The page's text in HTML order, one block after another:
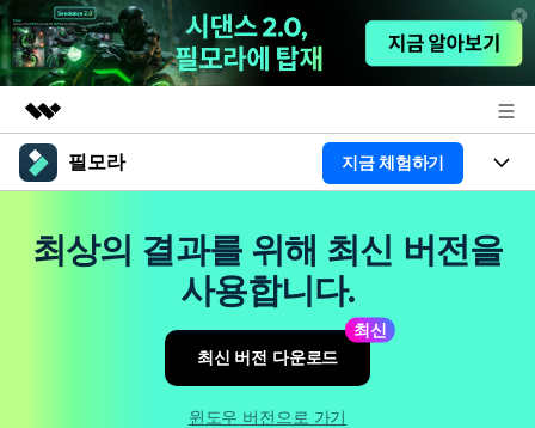
주요 제품
유틸리티
필모라 지금 체험하기
최상의 결과를 위해 최신 버전을
사용합니다.
최신
최신 버전 다운로드
윈도우 버전으로 가기